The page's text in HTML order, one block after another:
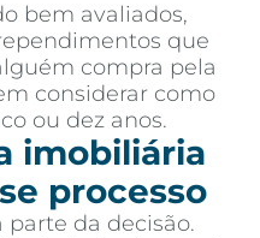
bem avaliados,
que
compra pela
considerar como
ou dez anos.
imobiliária
processo
parte da decisão.